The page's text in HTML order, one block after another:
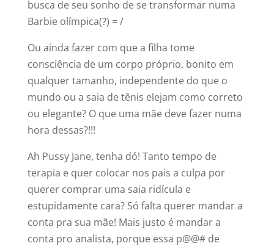
busca de seu sonho de se transformar numa
Barbie olímpica(?) = /
Ou ainda fazer com que a filha tome
consciência de um corpo próprio, bonito em
qualquer tamanho, independente do que o
mundo ou a saia de tênis elejam como correto
ou elegante? O que uma mãe deve fazer numa
hora dessas?!!!
Ah Pussy Jane, tenha dó! Tanto tempo de
terapia e quer colocar nos pais a culpa por
querer comprar uma saia ridícula e
estupidamente cara? Só falta querer mandar a
conta pra sua mãe! Mais justo é mandar a
conta pro analista, porque essa p@@# de